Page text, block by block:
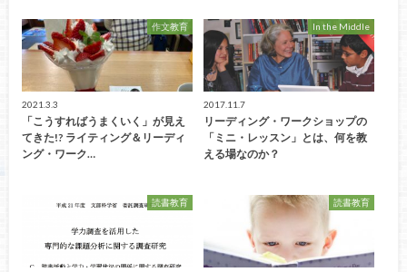
作文教育
2021.3.3
「こうすればうまくいく」が見え
てきた!? ライティング＆リーディ
ング・ワーク…
In the Middle
2017.11.7
リーディング・ワークショップの
「ミニ・レッスン」とは、何を教
える場なのか？
読書教育 読書教育